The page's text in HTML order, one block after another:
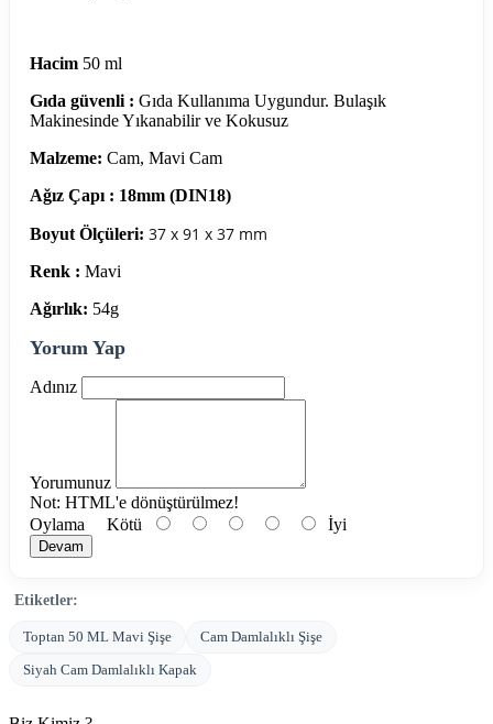
Hacim 50 ml
Gıda güvenli : Gıda Kullanıma Uygundur. Bulaşık
Makinesinde Yıkanabilir ve Kokusuz
Malzeme: Cam, Mavi Cam
Ağız Çapı : 18mm (DIN18)
Boyut Ölçüleri: 37 x 91 x 37 mm
Renk : Mavi
Ağırlık: 54g
Yorum Yap
Adınız
Yorumunuz
Not: HTML'e dönüştürülmez!
Oylama Kötü İyi
Devam
Etiketler:
Toptan 50 ML Mavi Şişe
Cam Damlalıklı Şişe
Siyah Cam Damlalıklı Kapak